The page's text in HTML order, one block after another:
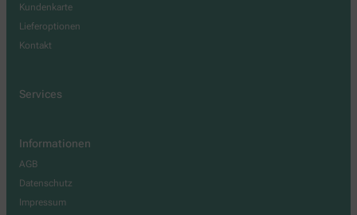
Kundenkarte
Lieferoptionen
Kontakt
Services
Informationen
AGB
Datenschutz
Impressum